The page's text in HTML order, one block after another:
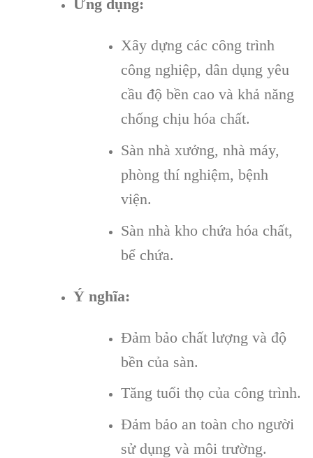
Ứng dụng:
Xây dựng các công trình
công nghiệp, dân dụng yêu
cầu độ bền cao và khả năng
chống chịu hóa chất.
Sàn nhà xưởng, nhà máy,
phòng thí nghiệm, bệnh
viện.
Sàn nhà kho chứa hóa chất,
bể chứa.
Ý nghĩa:
Đảm bảo chất lượng và độ
bền của sàn.
Tăng tuổi thọ của công trình.
Đảm bảo an toàn cho người
sử dụng và môi trường.